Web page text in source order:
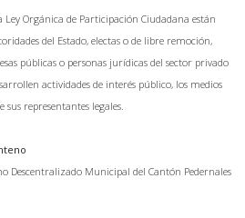
Orgánica de Participación Ciudadana están
del Estado, electas o de libre remoción,
públicas o personas jurídicas del sector privado
actividades de interés público, los medios
representantes legales.
Descentralizado Municipal del Cantón Pedernales